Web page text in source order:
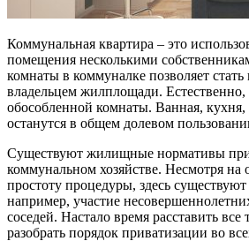
Коммунальная квартира – это
помещения несколькими
комнаты в коммуналке позволяет
владельцем жилплощади.
обособленной комнаты. Ванная,
останутся в общем долевом
Существуют жилищные нормативы
коммунальном хозяйстве. Несмотря на
простоту процедуры, здесь
например, участие
соседей. Настало время расставить все
разобрать порядок приватизации во